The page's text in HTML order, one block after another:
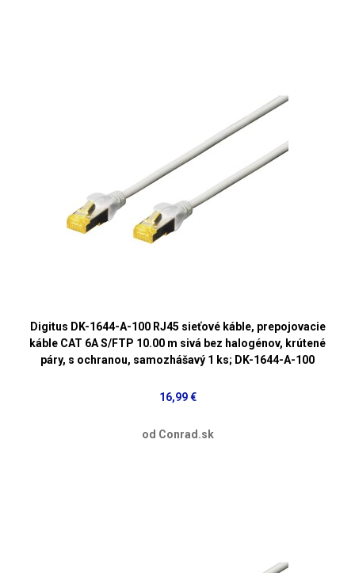
Digitus DK-1644-A-100 RJ45 sieťové káble, prepojovacie
káble CAT 6A S/FTP 10.00 m sivá bez halogénov, krútené
páry, s ochranou, samozhášavý 1 ks; DK-1644-A-100
16,99 €
od Conrad.sk